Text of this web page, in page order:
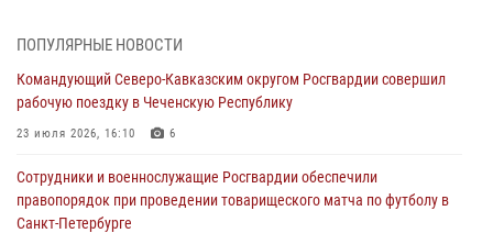
В Кабардино-Балкарии сотрудники Росгвардии провели турнир по
08 августа 2026, 07:00
Военнослужащие Софринской бригады Росгвардии встретились с
дорогой к Победе в СВО» (видео)
08 августа 2026, 07:00 2
ПОПУЛЯРНЫЕ НОВОСТИ
Командующий Северо-Кавказским округом Росгвардии совершил
рабочую поездку в Чеченскую Республику
23 июля 2026, 16:10 6
Сотрудники и военнослужащие Росгвардии обеспечили
правопорядок при проведении товарищеского матча по футболу в
Санкт-Петербурге